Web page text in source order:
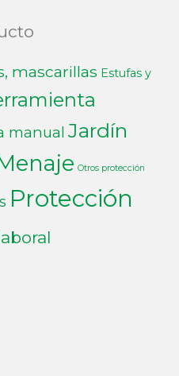
mascarillas Estufas y
manual Jardín
Otros protección
Protección